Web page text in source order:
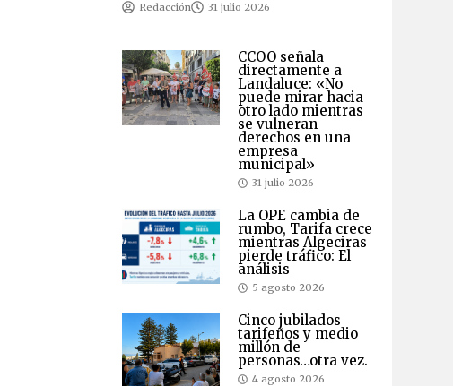
Redacción 31 julio 2026
CCOO señala
directamente a
Landaluce: «No
puede mirar hacia
otro lado mientras
se vulneran
derechos en una
empresa
municipal»
31 julio 2026
La OPE cambia de
rumbo, Tarifa crece
mientras Algeciras
pierde tráfico: El
análisis
5 agosto 2026
Cinco jubilados
tarifeños y medio
millón de
personas…otra vez.
4 agosto 2026